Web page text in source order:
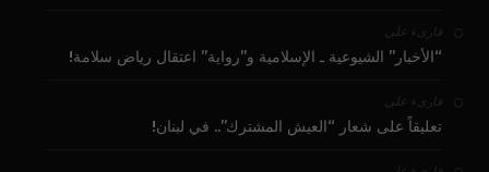
قارىء على
“الأخبار” الشيوعية ـ الإسلامية و”رواية” اعتقال رياض سلامة!
قارىء على
تعليقاً على شعار “العيش المشترك”.. في لبنان!